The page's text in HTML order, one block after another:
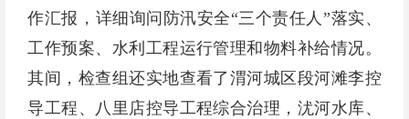
作汇报，详细询问防汛安全“三个责任人”落实、
工作预案、水利工程运行管理和物料补给情况。
其间，检查组还实地查看了渭河城区段河滩李控
导工程、八里店控导工程综合治理，沋河水库、